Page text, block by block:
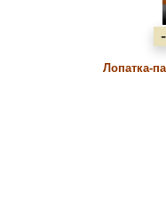
-
Лопатка-